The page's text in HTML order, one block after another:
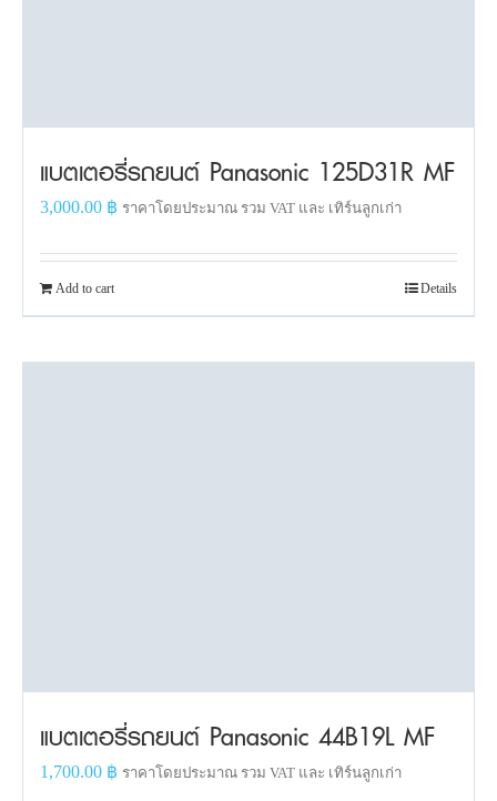
แบตเตอรี่รถยนต์ Panasonic 125D31R MF
3,000.00 ฿ ราคาโดยประมาณ รวม VAT และ เทิร์นลูกเก่า
Add to cart Details
แบตเตอรี่รถยนต์ Panasonic 44B19L MF
1,700.00 ฿ ราคาโดยประมาณ รวม VAT และ เทิร์นลูกเก่า